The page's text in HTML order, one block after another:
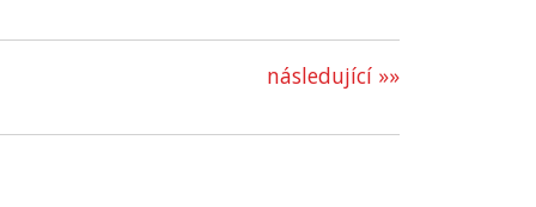
následující »»